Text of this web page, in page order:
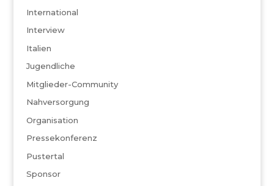
International
Interview
Italien
Jugendliche
Mitglieder-Community
Nahversorgung
Organisation
Pressekonferenz
Pustertal
Sponsor